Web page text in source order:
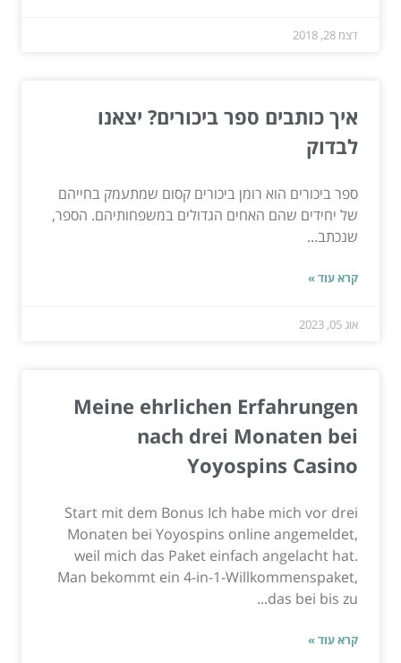
דצמ 28, 2018
איך כותבים ספר ביכורים? יצאנו
לבדוק
ספר ביכורים הוא רומן ביכורים קסום שמתעמק בחייהם
של יחידים שהם האחים הגדולים במשפחותיהם. הספר,
שנכתב...
קרא עוד »
אוג 05, 2023
Meine ehrlichen Erfahrungen
nach drei Monaten bei
Yoyospins Casino
Start mit dem Bonus Ich habe mich vor drei
Monaten bei Yoyospins online angemeldet,
weil mich das Paket einfach angelacht hat.
Man bekommt ein 4-in-1-Willkommenspaket,
das bei bis zu...
קרא עוד »